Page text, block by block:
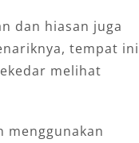
dan hiasan juga
tempat ini
melihat
menggunakan